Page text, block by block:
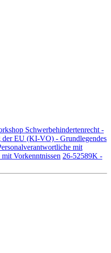
Schwerbehindertenrecht -
EU (KI-VO) - Grundlegendes
mit
Vorkenntnissen 26-52589K -